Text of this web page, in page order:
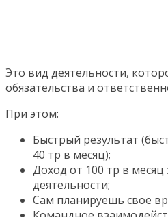
Это вид деятельности,
обязательства и
При этом:
Быстрый результат
40 тр в месяц);
Доход от 100 тр в
деятельности;
Сам планируешь свое